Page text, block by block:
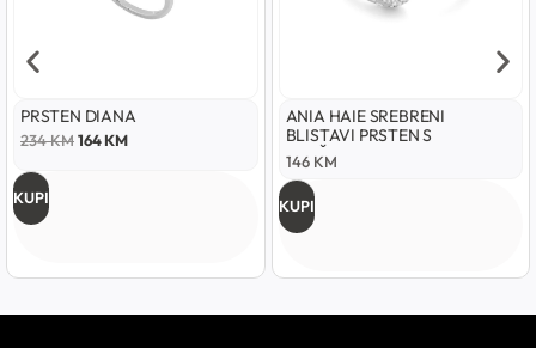
PRSTEN DIANA
234KM164KM
KUPI
ANIA HAIE SREBRENI
BLISTAVI PRSTEN S
UKRŠTENIM PODESIVIM
UZORKOM
146 KM
KUPI